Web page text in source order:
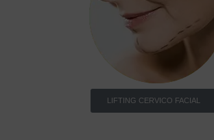
LIFTING CERVICO FACIAL